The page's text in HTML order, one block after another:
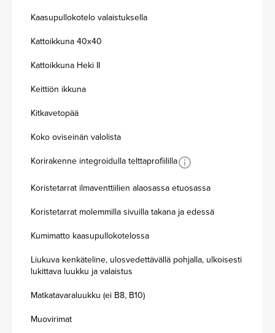
Kaasupullokotelo valaistuksella
Kattoikkuna 40x40
Kattoikkuna Heki II
Keittiön ikkuna
Kitkavetopää
Koko oviseinän valolista
Korirakenne integroidulla telttaprofiililla
Koristetarrat ilmaventtiilien alaosassa etuosassa
Koristetarrat molemmilla sivuilla takana ja edessä
Kumimatto kaasupullokotelossa
Liukuva kenkäteline, ulosvedettävällä pohjalla, ulkoisesti
lukittava luukku ja valaistus
Matkatavaraluukku (ei B8, B10)
Muovirimat